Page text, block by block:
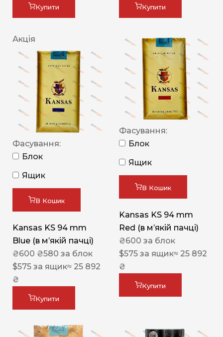
Купити Купити
Акція
Фасування:
Блок
Ящик
В Кошик
Kansas KS 94 mm
Blue (в мʼякій пачці)
₴600 ₴580 за блок
$575 за ящик≈ 25 892
₴
Купити
Фасування:
Блок
Ящик
В Кошик
Kansas KS 94 mm
Red (в мʼякій пачці)
₴600 за блок
$575 за ящик≈ 25 892
₴
Купити